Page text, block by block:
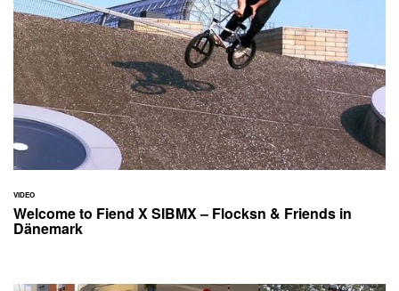
VIDEO
Welcome to Fiend X SIBMX – Flocksn & Friends in
Dänemark